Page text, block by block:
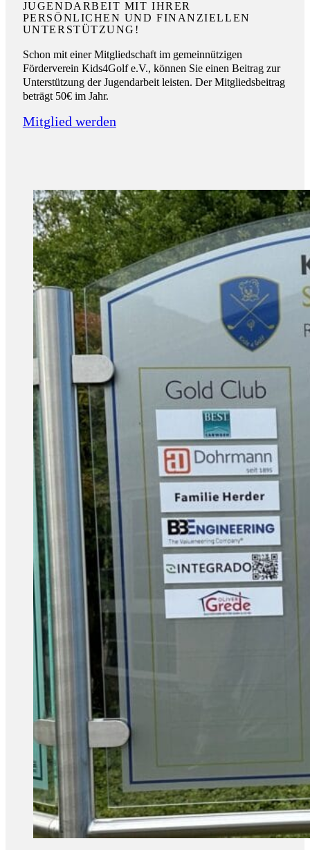
JUGENDARBEIT MIT IHRER
PERSÖNLICHEN UND FINANZIELLEN
UNTERSTÜTZUNG!
Schon mit einer Mitgliedschaft im gemeinnützigen
Förderverein Kids4Golf e.V., können Sie einen Beitrag zur
Unterstützung der Jugendarbeit leisten. Der Mitgliedsbeitrag
beträgt 50€ im Jahr.
Mitglied werden